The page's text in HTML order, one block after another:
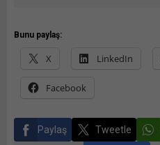
Bunu paylaş:
X LinkedIn
Facebook
Paylaş Tweetle